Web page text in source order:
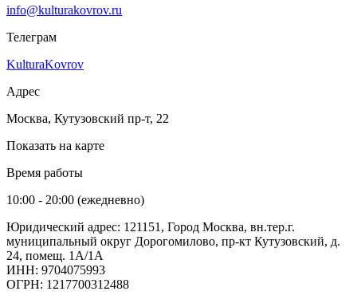
info@kulturakovrov.ru
Телеграм
KulturaKovrov
Адрес
Москва, Кутузовский пр-т, 22
Показать на карте
Время работы
10:00 - 20:00 (ежедневно)
Юридический адрес: 121151, Город Москва, вн.тер.г.
муниципальный округ Дорогомилово, пр-кт Кутузовский, д.
24, помещ. 1А/1А
ИНН: 9704075993
ОГРН: 1217700312488